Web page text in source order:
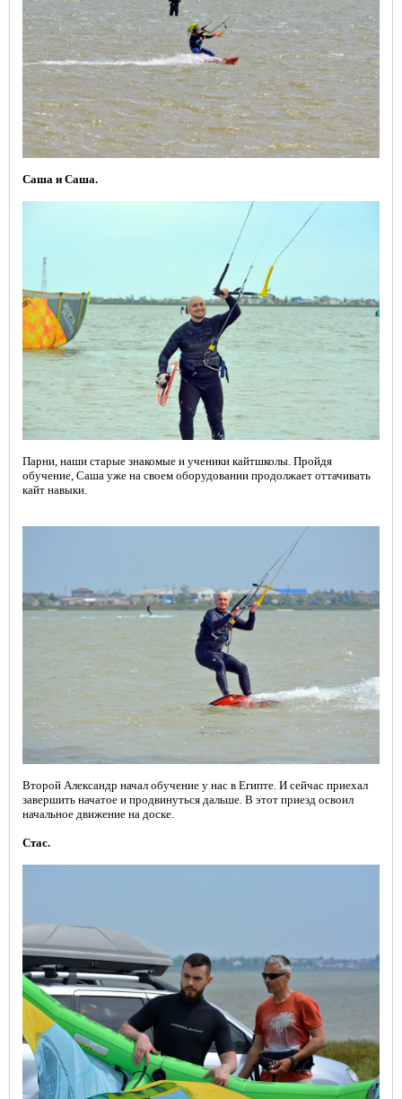
Саша и Саша.
Парни, наши старые знакомые и ученики кайтшколы. Пройдя
обучение, Саша уже на своем оборудовании продолжает оттачивать
кайт навыки.
Второй Александр начал обучение у нас в Египте. И сейчас приехал
завершить начатое и продвинуться дальше. В этот приезд освоил
начальное движение на доске.
Стас.